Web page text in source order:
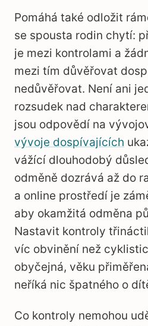
Pomáhá také odložit
se spousta rodin chytí:
je mezi kontrolami a
mezi tím důvěřovat
nedůvěřovat. Není ani
rozsudek nad
jsou odpovědí na
vývoje dospívajících
vážící dlouhodobý
odměně dozrává až do
a online prostředí je
aby okamžitá odměna
Nastavit kontroly
víc obvinění než
obyčejná, věku
neříká nic špatného o
Co kontroly nemohou